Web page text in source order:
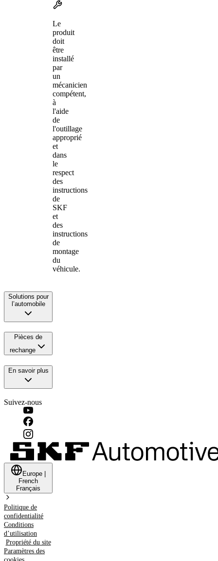
Le
produit
doit
être
installé
par
un
mécanicien
compétent,
à
l'aide
de
l'outillage
approprié
et
dans
le
respect
des
instructions
de
SKF
et
des
instructions
de
montage
du
véhicule.
Solutions pour
l’automobile
Pièces de
rechange
En savoir plus
Suivez-nous
Europe
French
Français
Politique de
confidentialité
Conditions
d’utilisation
Propriété du site
Paramètres des